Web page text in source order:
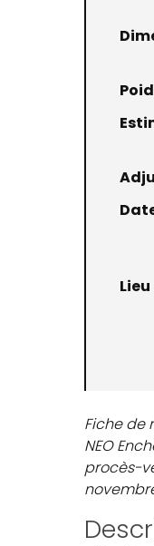
Fiche de
NEO
procès-